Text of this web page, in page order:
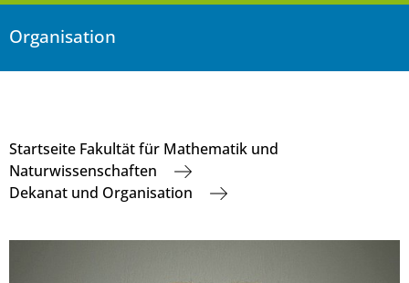
Organisation
Startseite Fakultät für Mathematik und
Naturwissenschaften
Dekanat und Organisation